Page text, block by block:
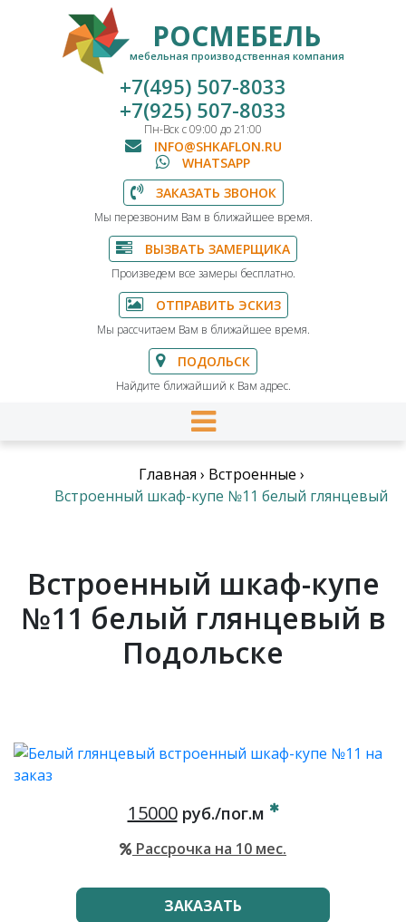
РОСМЕБЕЛЬ
мебельная производственная компания
+7(495) 507-8033
+7(925) 507-8033
Пн-Вск с 09:00 до 21:00
INFO@SHKAFLON.RU
WHATSAPP
ЗАКАЗАТЬ ЗВОНОК
Мы перезвоним Вам в ближайшее время.
ВЫЗВАТЬ ЗАМЕРЩИКА
Произведем все замеры бесплатно.
ОТПРАВИТЬ ЭСКИЗ
Мы рассчитаем Вам в ближайшее время.
ПОДОЛЬСК
Найдите ближайший к Вам адрес.
Главная › Встроенные ›
Встроенный шкаф-купе №11 белый глянцевый
Встроенный шкаф-купе
№11 белый глянцевый в
Подольске
15000руб./пог.м
Рассрочка на 10 мес.
ЗАКАЗАТЬ